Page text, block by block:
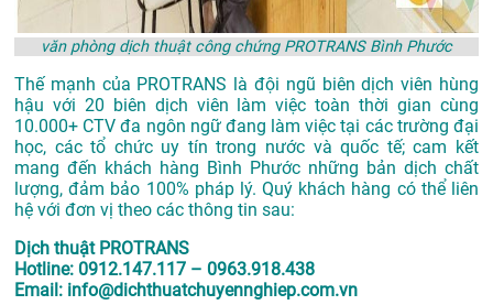
văn phòng dịch thuật công chứng PROTRANS Bình Phước
Thế mạnh của PROTRANS là đội ngũ biên dịch viên hùng
hậu với 20 biên dịch viên làm việc toàn thời gian cùng
10.000+ CTV đa ngôn ngữ đang làm việc tại các trường đại
học, các tổ chức uy tín trong nước và quốc tế; cam kết
mang đến khách hàng Bình Phước những bản dịch chất
lượng, đảm bảo 100% pháp lý. Quý khách hàng có thể liên
hệ với đơn vị theo các thông tin sau:
Dịch thuật PROTRANS
Hotline: 0912.147.117 – 0963.918.438
Email: info@dichthuatchuyennghiep.com.vn